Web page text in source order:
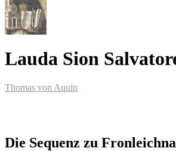
Lauda Sion
Thomas von Aquin
Die Sequenz zu